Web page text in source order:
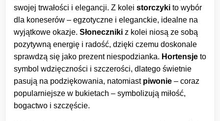
swojej trwałości i elegancji. Z kolei storczyki to wybór
dla koneserów – egzotyczne i eleganckie, idealne na
wyjątkowe okazje. Słoneczniki z kolei niosą ze sobą
pozytywną energię i radość, dzięki czemu doskonale
sprawdzą się jako prezent niespodzianka. Hortensje to
symbol wdzięczności i szczerości, dlatego świetnie
pasują na podziękowania, natomiast piwonie – coraz
popularniejsze w bukietach – symbolizują miłość,
bogactwo i szczęście.